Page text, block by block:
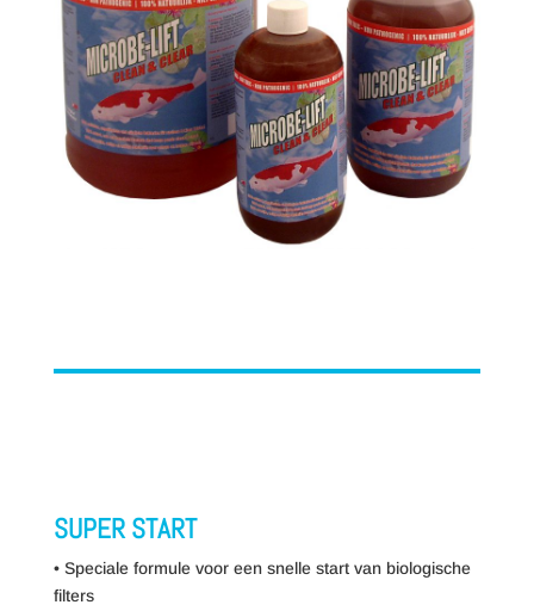
SUPER START
• Speciale formule voor een snelle start van biologische
filters